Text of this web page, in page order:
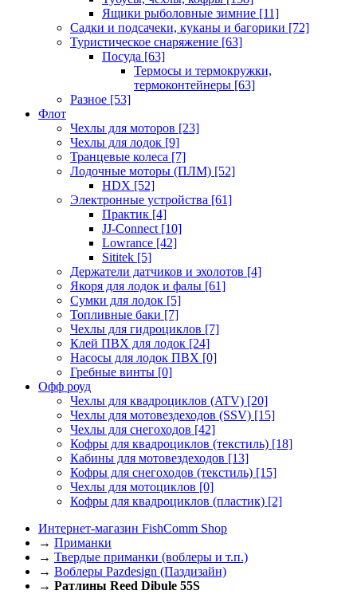
Ящики рыболовные зимние [11]
Садки и подсачеки, куканы и багорики [72]
Туристическое снаряжение [63]
Посуда [63]
Термосы и термокружки,
термоконтейнеры [63]
Разное [53]
Флот
Чехлы для моторов [23]
Чехлы для лодок [9]
Транцевые колеса [7]
Лодочные моторы (ПЛМ) [52]
HDX [52]
Электронные устройства [61]
Практик [4]
JJ-Connect [10]
Lowrance [42]
Sititek [5]
Держатели датчиков и эхолотов [4]
Якоря для лодок и фалы [61]
Сумки для лодок [5]
Топливные баки [7]
Чехлы для гидроциклов [7]
Клей ПВХ для лодок [24]
Насосы для лодок ПВХ [0]
Гребные винты [0]
Офф роуд
Чехлы для квадроциклов (ATV) [20]
Чехлы для мотовездеходов (SSV) [15]
Чехлы для снегоходов [42]
Кофры для квадроциклов (текстиль) [18]
Кабины для мотовездеходов [13]
Кофры для снегоходов (текстиль) [15]
Чехлы для мотоциклов [0]
Кофры для квадроциклов (пластик) [2]
Интернет-магазин FishComm Shop
→ Приманки
→ Твердые приманки (воблеры и т.п.)
→ Воблеры Pazdesign (Паздизайн)
→ Ратлины Reed Dibule 55S